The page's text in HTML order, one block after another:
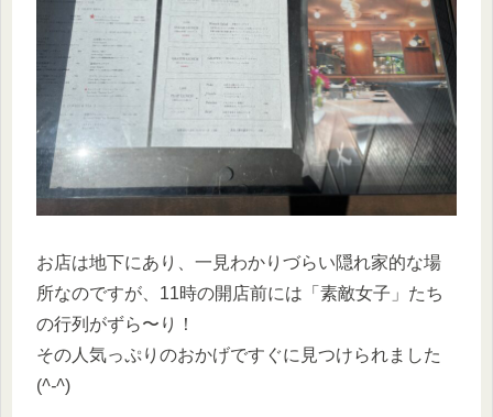
お店は地下にあり、一見わかりづらい隠れ家的な場
所なのですが、11時の開店前には「素敵女子」たち
の行列がずら〜り！
その人気っぷりのおかげですぐに見つけられました
(^-^)